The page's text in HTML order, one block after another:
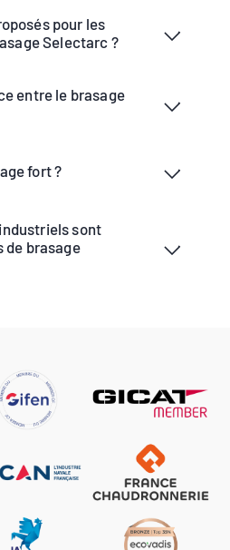
pour les
Selectarc ?
entre le brasage
fort ?
sont
de brasage